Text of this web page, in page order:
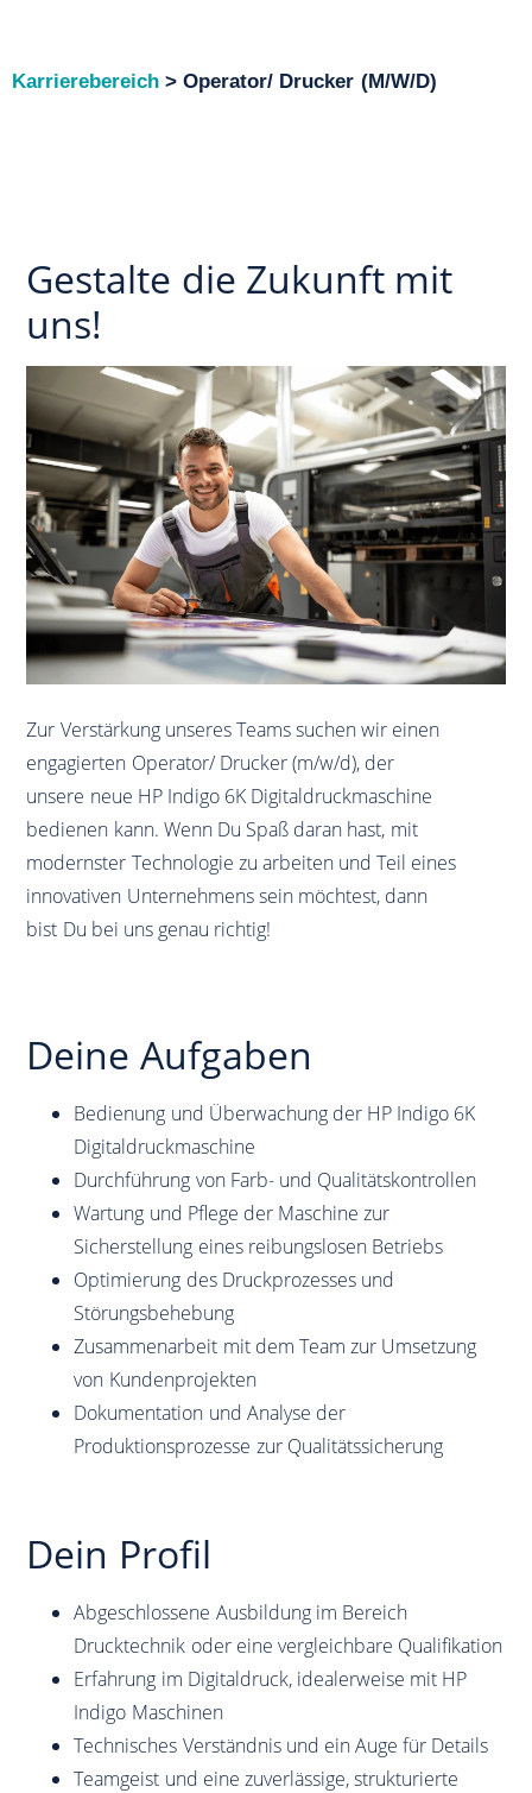
Karrierebereich > Operator/ Drucker (M/W/D)
Gestalte die Zukunft mit
uns!
Zur Verstärkung unseres Teams suchen wir einen
engagierten Operator/ Drucker (m/w/d), der
unsere neue HP Indigo 6K Digitaldruckmaschine
bedienen kann. Wenn Du Spaß daran hast, mit
modernster Technologie zu arbeiten und Teil eines
innovativen Unternehmens sein möchtest, dann
bist Du bei uns genau richtig!
Deine Aufgaben
Bedienung und Überwachung der HP Indigo 6K
Digitaldruckmaschine
Durchführung von Farb- und Qualitätskontrollen
Wartung und Pflege der Maschine zur
Sicherstellung eines reibungslosen Betriebs
Optimierung des Druckprozesses und
Störungsbehebung
Zusammenarbeit mit dem Team zur Umsetzung
von Kundenprojekten
Dokumentation und Analyse der
Produktionsprozesse zur Qualitätssicherung
Dein Profil
Abgeschlossene Ausbildung im Bereich
Drucktechnik oder eine vergleichbare Qualifikation
Erfahrung im Digitaldruck, idealerweise mit HP
Indigo Maschinen
Technisches Verständnis und ein Auge für Details
Teamgeist und eine zuverlässige, strukturierte